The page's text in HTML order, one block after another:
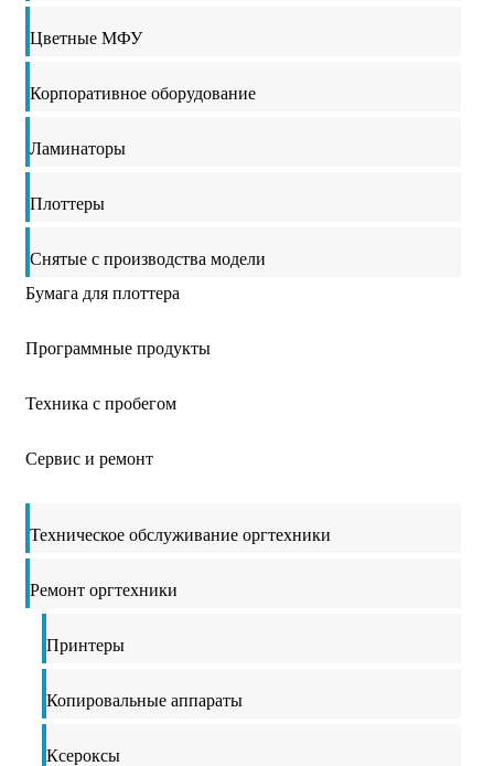
Цветные МФУ
Корпоративное оборудование
Ламинаторы
Плоттеры
Снятые с производства модели
Бумага для плоттера
Программные продукты
Техника с пробегом
Сервис и ремонт
Техническое обслуживание оргтехники
Ремонт оргтехники
Принтеры
Копировальные аппараты
Ксероксы